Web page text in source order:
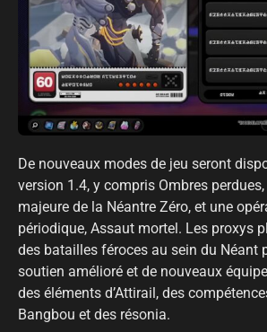
De nouveaux modes de jeu seront
version 1.4, y compris Ombres
majeure de la Néantre Zéro, et une
périodique, Assaut mortel. Les proxys
des batailles féroces au sein du Néant
soutien amélioré et de nouveaux
des éléments d’Attirail, des
Bangbou et des résonia.